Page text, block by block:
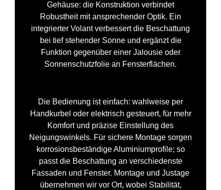
Gehäuse: die Konstruktion verbindet
Robustheit mit ansprechender Optik. Ein
integrierter Volant verbessert die Beschattung
bei tief stehender Sonne und ergänzt die
Funktion gegenüber einer Jalousie oder
Sonnenschutzfolie an Fensterflächen.
Die Bedienung ist einfach: wahlweise per
Handkurbel oder elektrisch gesteuert, für mehr
Komfort und präzise Einstellung des
Neigungswinkels. Für sichere Montage sorgen
korrosionsbeständige Aluminiumprofile; so
passt die Beschattung an verschiedenste
Fassaden und Fenster. Montage und Justage
übernehmen wir vor Ort, wobei Stabilität,